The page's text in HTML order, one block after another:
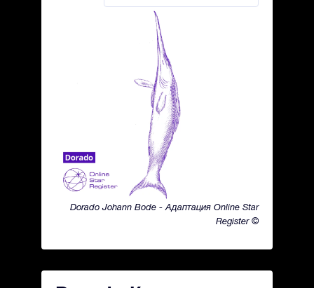
Dorado Johann Bode - Адаптация Online Star
Register ©